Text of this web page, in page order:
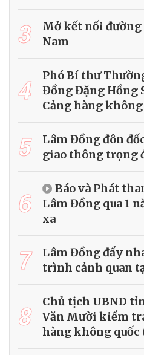
3
Mở kết nối đường
Nam
4
Phó Bí thư
Đồng Đặng Hồng
Cảng hàng
5
Lâm Đồng đôn
giao thông trọng
6
Báo và Phát
Lâm Đồng qua 1
xa
7
Lâm Đồng đẩy
trình cảnh quan
8
Chủ tịch UBND
Văn Mười kiểm
hàng không